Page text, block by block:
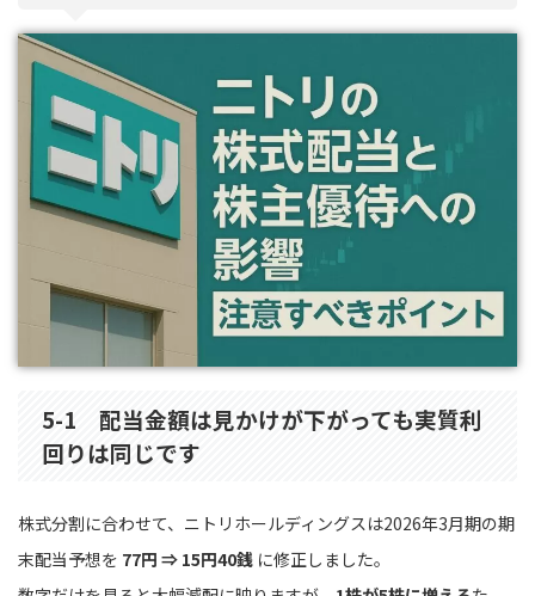
5-1 配当金額は見かけが下がっても実質利
回りは同じです
株式分割に合わせて、ニトリホールディングスは2026年3月期の期
末配当予想を 77円 ⇒ 15円40銭 に修正しました。